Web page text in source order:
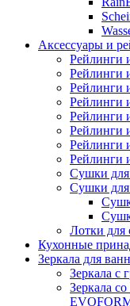
Аксессуары и
Рейлинги
Рейлинги
Рейлинги
Рейлинги
Рейлинги
Рейлинги
Рейлинги
Рейлинги
Сушки для
Сушки
Лотки для
Кухонные
Зеркала для
Зеркала с
Зеркала